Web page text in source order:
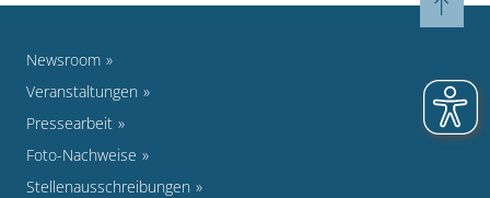
Newsroom
Veranstaltungen
Pressearbeit
Foto-Nachweise
Stellenausschreibungen